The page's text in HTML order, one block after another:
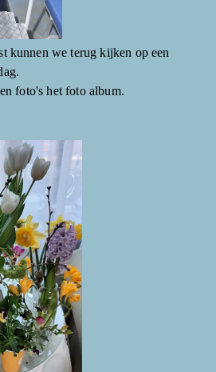
kunnen we terug kijken op een
foto's het foto album.